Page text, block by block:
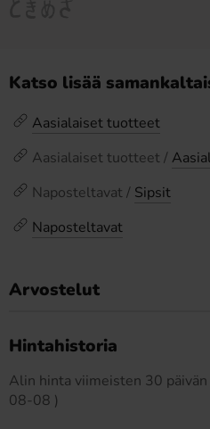
Katso lisää
Aasialaiset tuotteet
Aasialaiset tuotteet /
Naposteltavat / Sipsit
Naposteltavat
Arvostelut
Hintahistoria
Alin hinta viimeisten 30
08-08 )